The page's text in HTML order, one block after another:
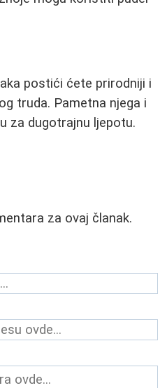
postići ćete prirodniji i
truda. Pametna njega i
za dugotrajnu ljepotu.
za ovaj članak.